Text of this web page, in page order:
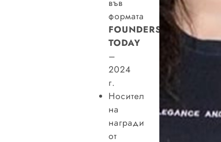
във
формата
FOUNDERS
TODAY
–
2024
г.
Носител
на
награди
от